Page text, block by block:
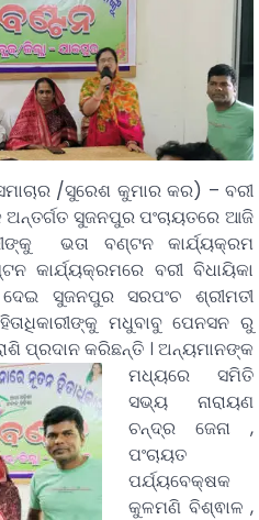
/ସୁରେଶ କୁମାର କର) – ବରୀ
ଅନ୍ତର୍ଗତ ସୁଜନପୁର ପଂଚାୟତରେ ଆଜି
ଭତା ବଣ୍ଟନ କାର୍ଯ୍ୟକ୍ରମ
କାର୍ଯ୍ୟକ୍ରମରେ ବରୀ ବିଧାୟିକା
ସୁଜନପୁର ସରପଂଚ ଶ୍ରୀମତୀ
ମଧୁବାବୁ ପେନସନ ରୁ
ପ୍ରଦାନ କରିଛନ୍ତି । ଅନ୍ୟମାନଙ୍କ
ମଧ୍ୟରେ ସମିତି
ସଭ୍ୟ ନାରାୟଣ
ଚନ୍ଦ୍ର ଜେନା ,
ପଂଚାୟତ
ପର୍ଯ୍ୟବେକ୍ଷକ
କୁଳମଣି ବିଶ୍ଵାଳ ,